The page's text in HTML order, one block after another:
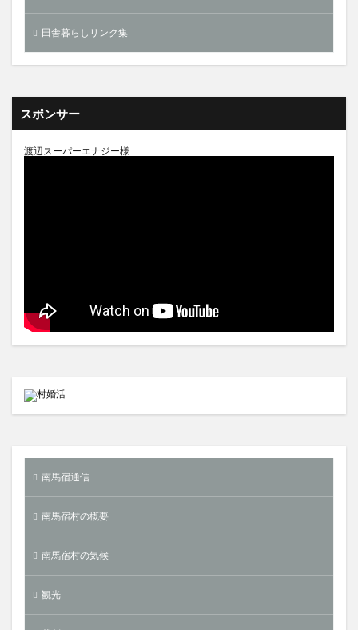
田舎暮らしリンク集
スポンサー
渡辺スーパーエナジー様
南馬宿通信
南馬宿村の概要
南馬宿村の気候
観光